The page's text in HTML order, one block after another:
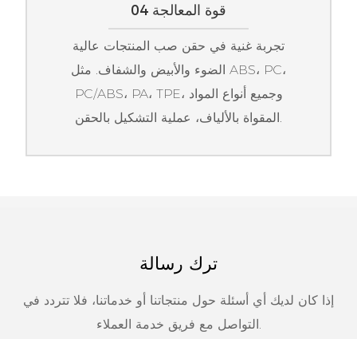
04 قوة المعالجة
تجربة غنية في حقن صب المنتجات عالية
الضوء والأبيض والشفاف. مثل ABS، PC،
PC/ABS، PA، TPE، وجميع أنواع المواد
المقواة بالألياف، عملية التشكيل بالحقن.
ترك رسالة
إذا كان لديك أي أسئلة حول منتجاتنا أو خدماتنا، فلا تتردد في